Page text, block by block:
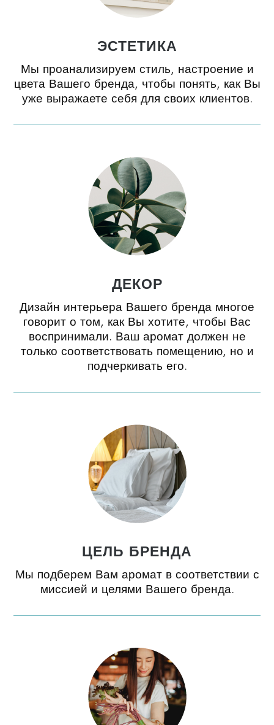
ЭСТЕТИКА
Мы проанализируем стиль, настроение и
цвета Вашего бренда, чтобы понять, как Вы
уже выражаете себя для своих клиентов.
ДЕКОР
Дизайн интерьера Вашего бренда многое
говорит о том, как Вы хотите, чтобы Вас
воспринимали. Ваш аромат должен не
только соответствовать помещению, но и
подчеркивать его.
ЦЕЛЬ БРЕНДА
Мы подберем Вам аромат в соответствии с
миссией и целями Вашего бренда.